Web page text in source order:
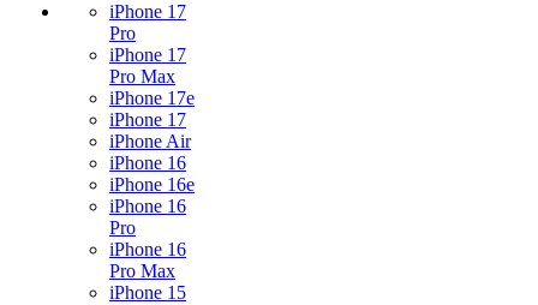
iPhone 17
Pro
iPhone 17
Pro Max
iPhone 17e
iPhone 17
iPhone Air
iPhone 16
iPhone 16e
iPhone 16
Pro
iPhone 16
Pro Max
iPhone 15